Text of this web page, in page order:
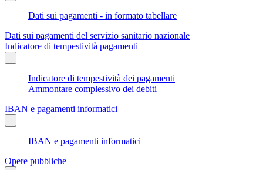
Dati sui pagamenti - in formato tabellare
Dati sui pagamenti del servizio sanitario nazionale
Indicatore di tempestività pagamenti
Indicatore di tempestività dei pagamenti
Ammontare complessivo dei debiti
IBAN e pagamenti informatici
IBAN e pagamenti informatici
Opere pubbliche